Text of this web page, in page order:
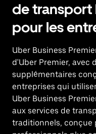
de transport
pour les
Uber Business
d'Uber Premier, avec
supplémentaires
entreprises qui
Uber Business
aux services de
traditionnels, conçue